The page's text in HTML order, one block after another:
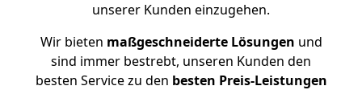
unserer Kunden einzugehen.
Wir bieten maßgeschneiderte Lösungen und
sind immer bestrebt, unseren Kunden den
besten Service zu den besten Preis-Leistungen